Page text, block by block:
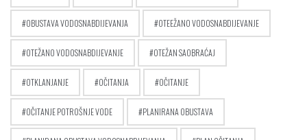
OBUSTAVA VODOSNABDIJEVANJA OTEEŽANO VODOSNABDIJEVANJE
OTEŽANO VODOSNABDIJEVANJE OTEŽAN SAOBRAĆAJ
OTKLANJANJE OČITANJA OČITANJE
OČITANJE POTROŠNJE VODE PLANIRANA OBUSTAVA